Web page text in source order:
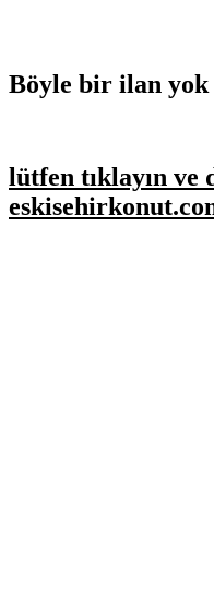
Böyle bir ilan yok
lütfen tıklayın ve